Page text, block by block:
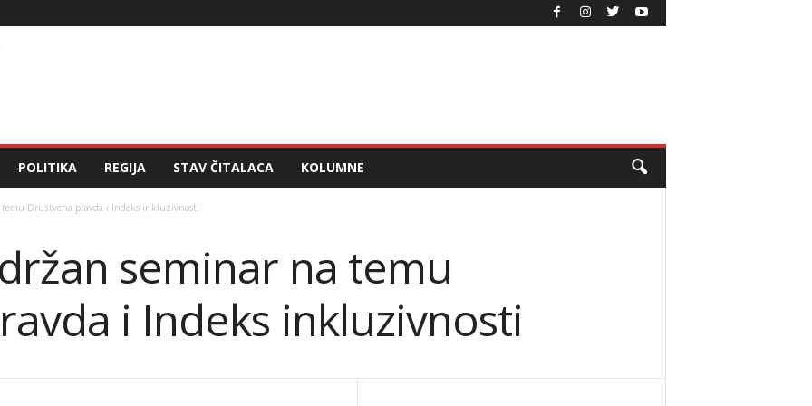
POLITIKA REGIJA STAV ČITALACA KOLUMNE
temu Društvena pravda i Indeks inkluzivnosti
seminar na temu
i Indeks inkluzivnosti